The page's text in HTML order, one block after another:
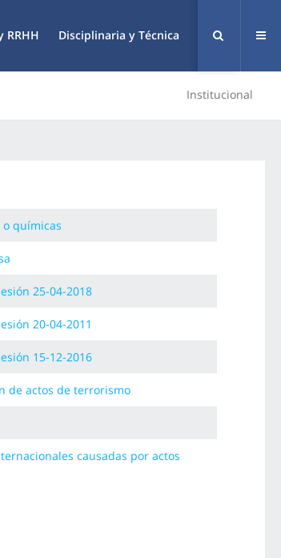
RRHH Disciplinaria y Técnica
Institucional
químicas
25-04-2018
20-04-2011
15-12-2016
de actos de terrorismo
causadas por actos